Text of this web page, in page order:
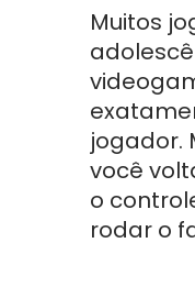
Muitos
jogador.
você
o
rodar o